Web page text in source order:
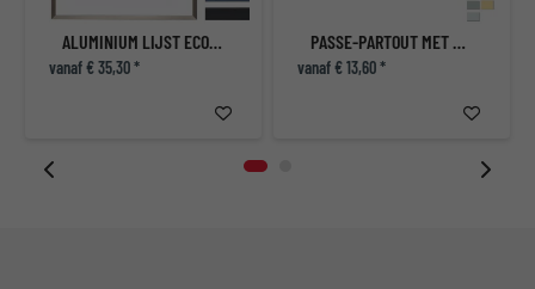
ALUMINIUM LIJST ECON HOEKIG
vanaf € 35,30 *
PASSE-PARTOUT MET MEERDERE UITSPARINGEN, BUITENFORMAAT 25X50 CM
vanaf € 13,60 *